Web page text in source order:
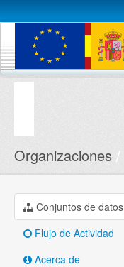
Conjuntos de datos
Organizaciones
Conjuntos de datos
Flujo de Actividad
Acerca de